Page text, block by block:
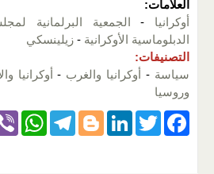
العلامات:
أوكرانيا - الجمعية البرلمانية
الدبلوماسية الأوكرانية - زيلينسكي
التصنيفات:
سياسة - أوكرانيا والغرب - أوكرانيا
وروسيا
F
T
Li
Bl
T